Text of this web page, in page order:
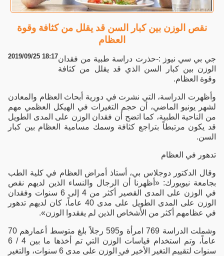
نقص الوزن بين كبار السن قد يقلل من كثافة وقوة
العظام
2019/09/25 18:17جي بي سي نيوز :-حذرت دراسة طبية من فقدان
الوزن بين كبار السن الذي قد يقلل من كثافة
وقوة العظام.
وأظهرت الدراسة، التي نشرت في دورية أبحاث العظام والمعادن
لشهر يونيو الماضي، أن حجم التغيرات في الهيكل العظمي مهم
من الناحية الطبية، كما اتضح أن فقدان الوزن على المدى الطويل
قد يكون مرتبطاً بتراجع كثافة وسمك مسامية العظام بين كبار
السن.
تدهور في العظام
وقال الدكتور دوجلاس بي، أستاذ أمراض العظام في كلية الطب
بجامعة نيويورك: «أظهرنا أن الرجال والنساء الذين لديهم نقص
في الوزن على المدى القصير أكثر من 4 إلى 6 سنوات وفقدان
الوزن على المدى الطويل على مدى 40 عاماً، كان لديهم تدهور
في عظامهم أكثر من الأشخاص الذين لم يفقدوا الوزن».
وشملت الدراسة 769 امرأة و595 رجلاً بلغ متوسط أعمارهم 70
عاماً، وتم استخدام قياسات الوزن التي تم أخذها ما بين 4 / 6
سنوات لتقييم التغير الأخير في الوزن على مدى 6 سنوات، والتغير